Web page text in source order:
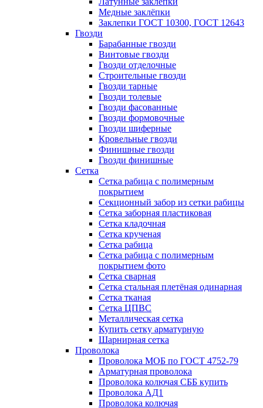
Медные заклёпки
Заклепки ГОСТ 10300, ГОСТ 12643
Гвозди
Барабанные гвозди
Винтовые гвозди
Гвозди отделочные
Строительные гвозди
Гвозди тарные
Гвозди толевые
Гвозди фасованные
Гвозди формовочные
Гвозди шиферные
Кровельные гвозди
Финишные гвозди
Гвозди финишные
Сетка
Сетка рабица с полимерным
покрытием
Секционный забор из сетки рабицы
Сетка заборная пластиковая
Сетка кладочная
Сетка крученая
Сетка рабица
Сетка рабица с полимерным
покрытием фото
Сетка сварная
Сетка стальная плетёная одинарная
Сетка тканая
Сетка ЦПВС
Металлическая сетка
Купить сетку арматурную
Шарнирная сетка
Проволока
Проволока МОБ по ГОСТ 4752-79
Арматурная проволока
Проволока колючая СББ купить
Проволока АД1
Проволока колючая